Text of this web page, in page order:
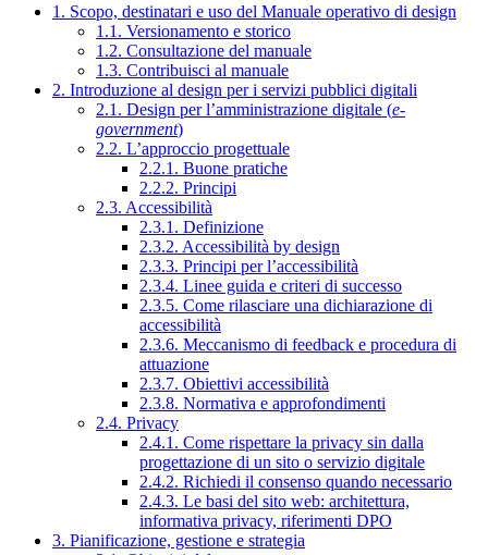
1. Scopo, destinatari e uso del Manuale operativo di design
1.1. Versionamento e storico
1.2. Consultazione del manuale
1.3. Contribuisci al manuale
2. Introduzione al design per i servizi pubblici digitali
2.1. Design per l’amministrazione digitale (e-
government)
2.2. L’approccio progettuale
2.2.1. Buone pratiche
2.2.2. Principi
2.3. Accessibilità
2.3.1. Definizione
2.3.2. Accessibilità by design
2.3.3. Principi per l’accessibilità
2.3.4. Linee guida e criteri di successo
2.3.5. Come rilasciare una dichiarazione di
accessibilità
2.3.6. Meccanismo di feedback e procedura di
attuazione
2.3.7. Obiettivi accessibilità
2.3.8. Normativa e approfondimenti
2.4. Privacy
2.4.1. Come rispettare la privacy sin dalla
progettazione di un sito o servizio digitale
2.4.2. Richiedi il consenso quando necessario
2.4.3. Le basi del sito web: architettura,
informativa privacy, riferimenti DPO
3. Pianificazione, gestione e strategia